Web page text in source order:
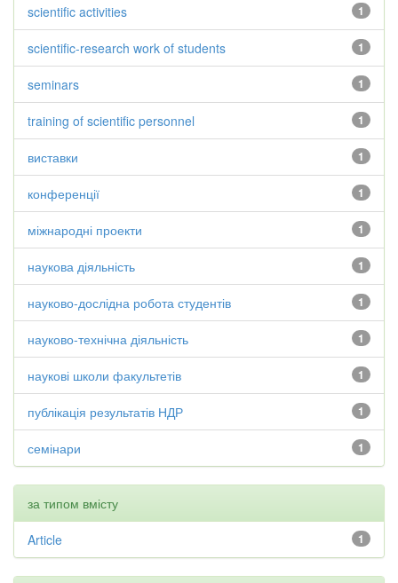
1
scientific activities
1
scientific-research work of students
1
seminars
1
training of scientific personnel
1
виставки
1
конференції
1
міжнародні проекти
1
наукова діяльність
1
науково-дослідна робота студентів
1
науково-технічна діяльність
1
наукові школи факультетів
1
публікація результатів НДР
1
семінари
за типом вмісту
1
Article